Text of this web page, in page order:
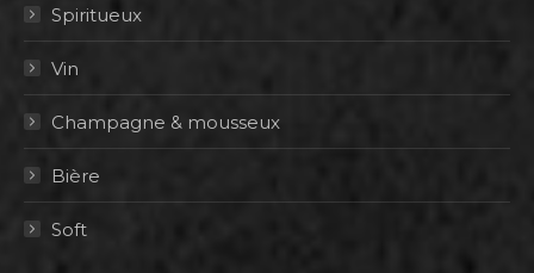
Spiritueux
Vin
Champagne & mousseux
Bière
Soft